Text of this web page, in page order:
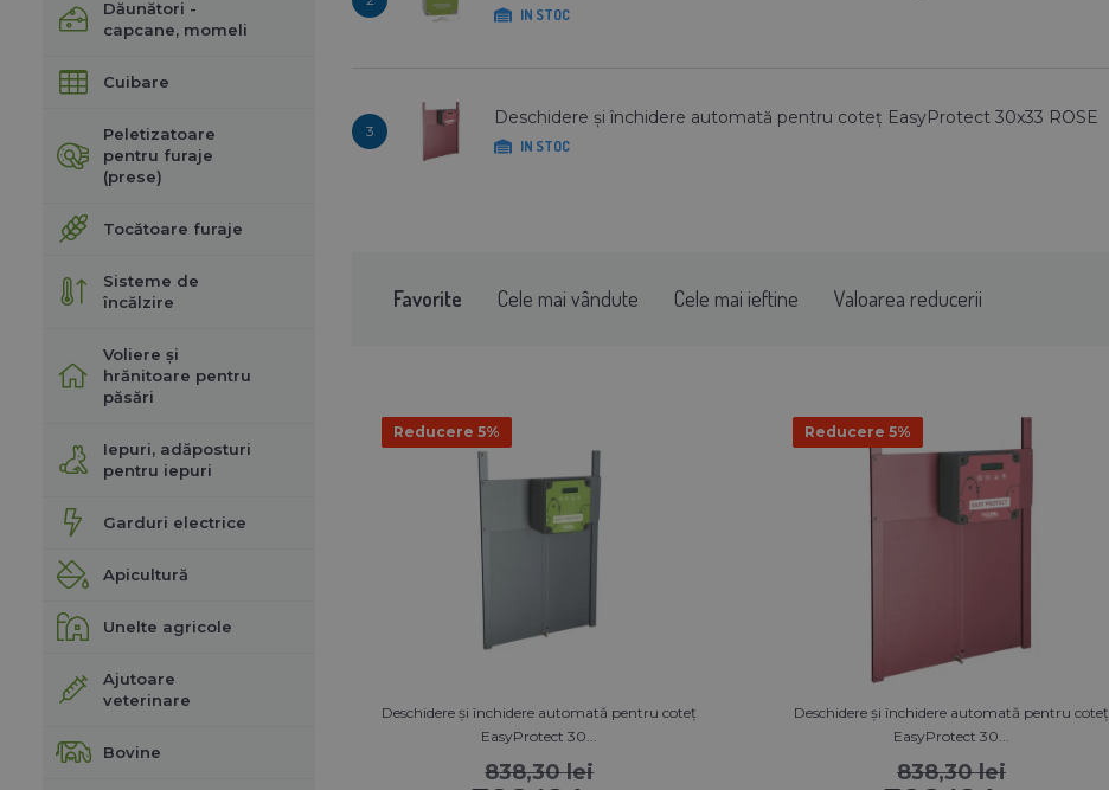
Dăunători -
capcane, momeli
Cuibare
Peletizatoare
pentru furaje
(prese)
Tocătoare furaje
Sisteme de
încălzire
Voliere și
hrănitoare pentru
păsări
Iepuri, adăposturi
pentru iepuri
Garduri electrice
Apicultură
Unelte agricole
Ajutoare
veterinare
Bovine
IN STOC
3
Deschidere și închidere automată pentru coteț EasyProtect 30x33 ROSE
IN STOC
Favorite Cele mai vândute Cele mai ieftine Valoarea reducerii
Reducere 5%
Deschidere și închidere automată pentru coteț
EasyProtect 30...
838,30 lei
Reducere 5%
Deschidere și închidere automată pentru coteț
EasyProtect 30...
838,30 lei